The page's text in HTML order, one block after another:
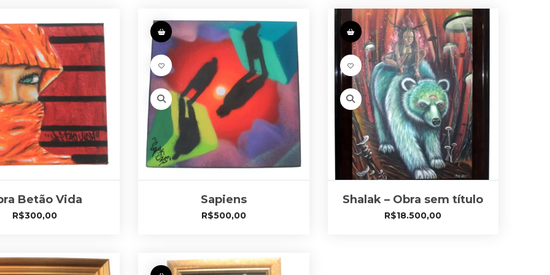
Betão Vida
R$300,00
Sapiens
R$500,00
Shalak – Obra sem título
R$18.500,00